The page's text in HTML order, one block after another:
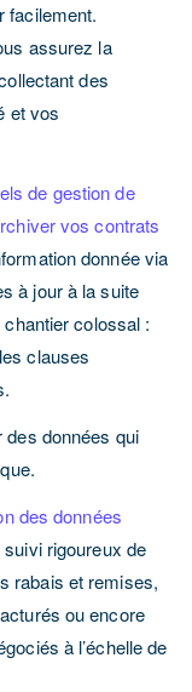
facilement.
assurez la
des
et vos
de gestion de
vos contrats
donnée via
à jour à la suite
colossal :
clauses
des données qui
des données
suivi rigoureux de
rabais et remises,
ou encore
à l’échelle de